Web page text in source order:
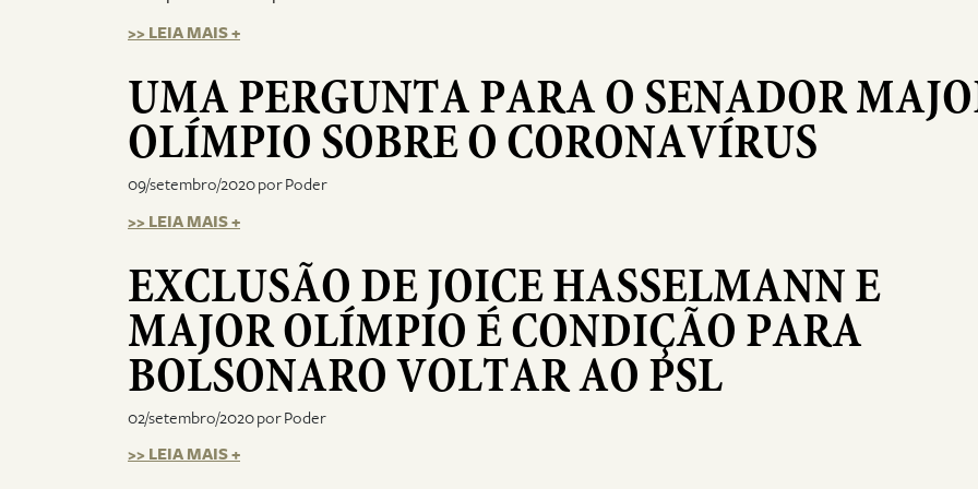
>> LEIA MAIS +
UMA PERGUNTA PARA O SENADOR
OLÍMPIO SOBRE O CORONAVÍRUS
09/setembro/2020 por Poder
>> LEIA MAIS +
EXCLUSÃO DE JOICE HASSELMANN E
MAJOR OLÍMPIO É CONDIÇÃO PARA
BOLSONARO VOLTAR AO PSL
02/setembro/2020 por Poder
>> LEIA MAIS +